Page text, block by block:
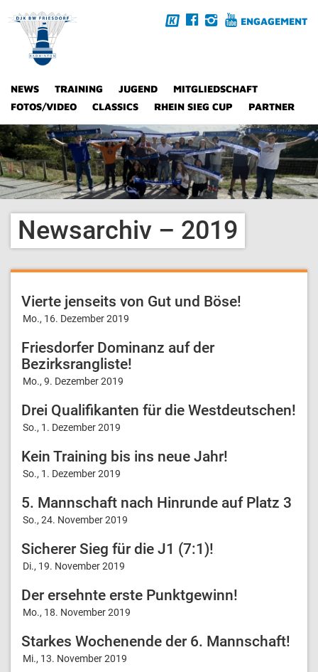
ENGAGEMENT
NEWS TRAINING JUGEND
MITGLIEDSCHAFT
FOTOS/VIDEO
CLASSICS RHEIN SIEG CUP PARTNER
Newsarchiv – 2019
Vierte jenseits von Gut und Böse!
Mo., 16. Dezember 2019
Friesdorfer Dominanz auf der
Bezirksrangliste!
Mo., 9. Dezember 2019
Drei Qualifikanten für die Westdeutschen!
So., 1. Dezember 2019
Kein Training bis ins neue Jahr!
So., 1. Dezember 2019
5. Mannschaft nach Hinrunde auf Platz 3
So., 24. November 2019
Sicherer Sieg für die J1 (7:1)!
Di., 19. November 2019
Der ersehnte erste Punktgewinn!
Mo., 18. November 2019
Starkes Wochenende der 6. Mannschaft!
Mi., 13. November 2019